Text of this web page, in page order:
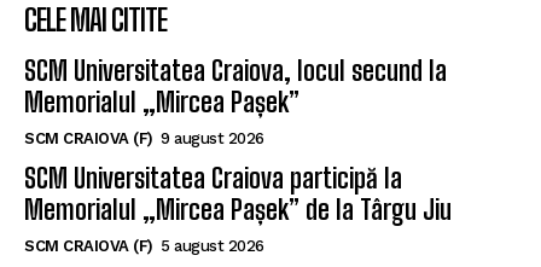
CELE MAI CITITE
SCM Universitatea Craiova, locul secund la
Memorialul „Mircea Pașek”
SCM CRAIOVA (F) 9 august 2026
SCM Universitatea Craiova participă la
Memorialul „Mircea Pașek” de la Târgu Jiu
SCM CRAIOVA (F) 5 august 2026